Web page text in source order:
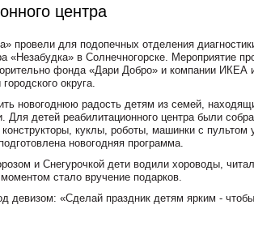
центра
провели для подопечных отделения
«Незабудка» в Солнечногорске. Мероприятие
фонда «Дари Добро» и компании ИКЕА
округа.
новогоднюю радость детям из семей,
Для детей реабилитационного центра были
куклы, роботы, машинки с пультом
новогодняя программа.
и Снегурочкой дети водили хороводы,
стало вручение подарков.
девизом: «Сделай праздник детям ярким -